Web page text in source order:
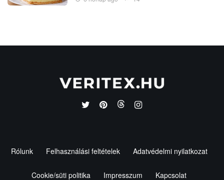
Rólunk Felhasználási feltételek Adatvédelmi nyilatkozat
Cookie/süti politika Impresszum Kapcsolat